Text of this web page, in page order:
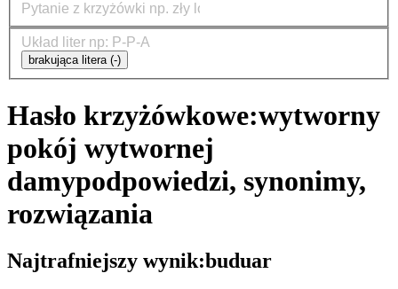
brakująca litera (-)
Hasło krzyżówkowe:wytworny
pokój wytwornej
damypodpowiedzi, synonimy,
rozwiązania
Najtrafniejszy wynik:buduar